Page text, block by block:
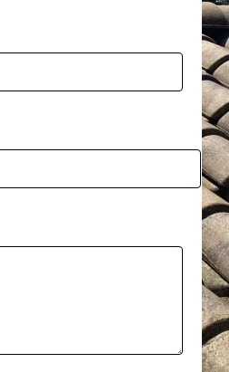
s
t
a
l
P
o
s
t
a
l